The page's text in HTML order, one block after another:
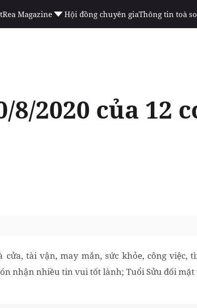
Rea Magazine Hội đồng chuyên giaThông tin toà
8/2020 của 12
tài vận, may mắn, sức khỏe, công việc,
nhận nhiều tin vui tốt lành; Tuổi Sửu đối